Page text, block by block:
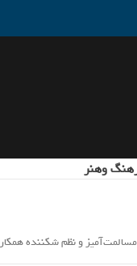
وهنر
و نظم شکننده